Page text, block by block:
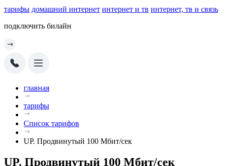
тарифы домашний интернет интернет и тв интернет, тв и связь
подключить билайн
главная
тарифы
Список тарифов
UP. Продвинутый 100 Мбит/сек
UP. Продвинутый 100 Мбит/сек